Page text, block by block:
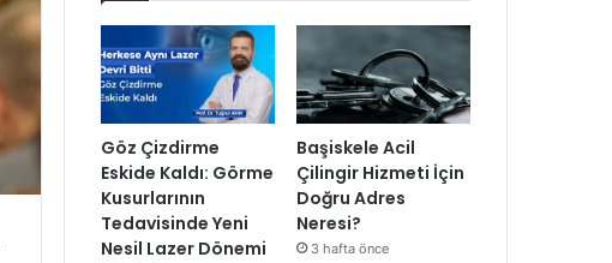
Göz Çizdirme
Eskide Kaldı: Görme
Kusurlarının
Tedavisinde Yeni
Nesil Lazer Dönemi
Başiskele Acil
Çilingir Hizmeti İçin
Doğru Adres
Neresi?
3 hafta önce